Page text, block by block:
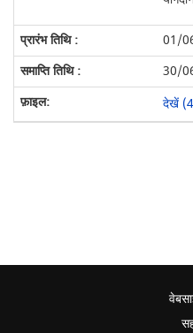
01/
30/
देखें